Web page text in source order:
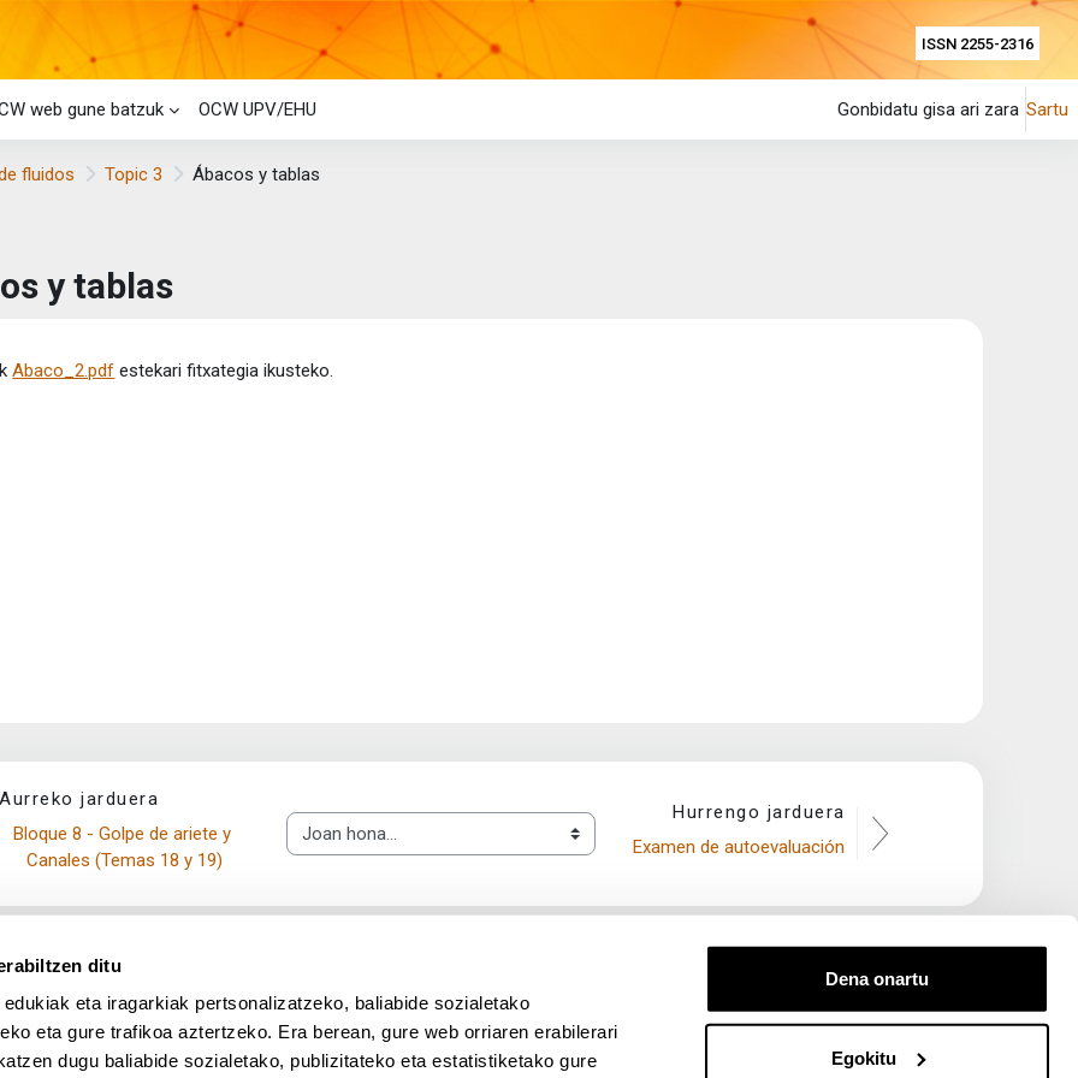
ditu
eta iragarkiak pertsonalizatzeko, baliabide sozialetako
eta gure trafikoa aztertzeko. Era berean, gure web orriaren erabilerari
dugu baliabide sozialetako, publizitateko eta estatistiketako gure
Dena onartu
Egokitu
ISSN 2255-2316
web gune batzuk OCW UPV/EHU Gonbidatu gisa ari zara Sartu
fluidos Topic 3 Ábacos y tablas
y tablas
Abaco_2.pdf estekari fitxategia ikusteko.
Aurreko jarduera
Bloque 8 - Golpe de ariete y
Canales (Temas 18 y 19)
Joan hona...
Hurrengo jarduera
Examen de autoevaluación
App deskargatu UPV/EHU en Facebook (abre ventana nueva)
UPV/EHU en Twitter (abre ventana nueva)
UPV/EHU en LinkedIn (abre ventana nueva)
UPV/EHU en YouTube (abre ventana nueva)